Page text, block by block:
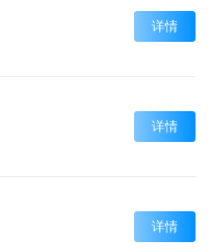
详情
详情
详情